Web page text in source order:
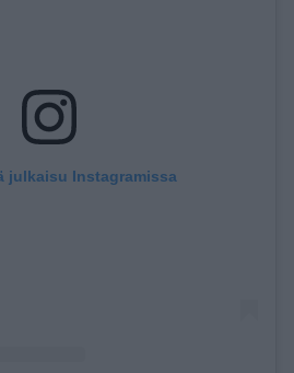
julkaisu Instagramissa